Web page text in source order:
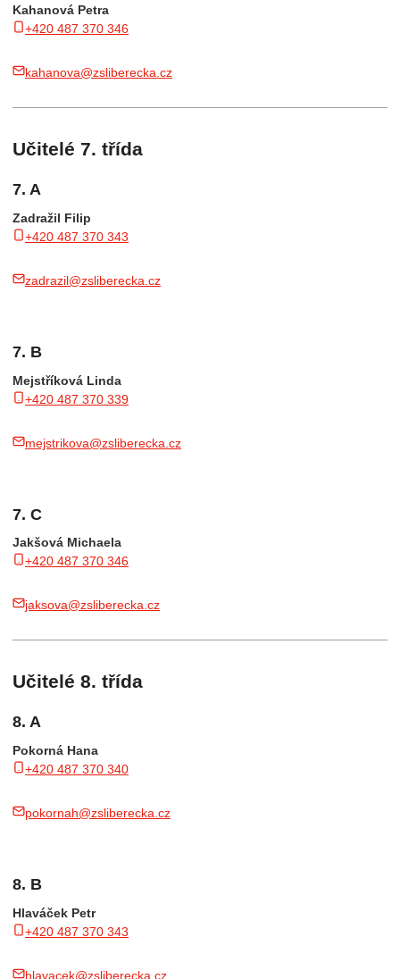
Kahanová Petra
+420 487 370 346
kahanova@zsliberecka.cz
Učitelé 7. třída
7. A
Zadražil Filip
+420 487 370 343
zadrazil@zsliberecka.cz
7. B
Mejstříková Linda
+420 487 370 339
mejstrikova@zsliberecka.cz
7. C
Jakšová Michaela
+420 487 370 346
jaksova@zsliberecka.cz
Učitelé 8. třída
8. A
Pokorná Hana
+420 487 370 340
pokornah@zsliberecka.cz
8. B
Hlaváček Petr
+420 487 370 343
hlavacek@zsliberecka.cz